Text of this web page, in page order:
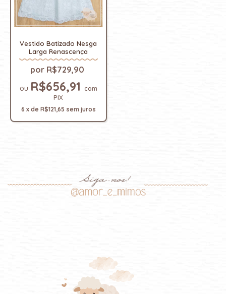
Vestido Batizado Nesga
Larga Renascença
R$729,90
R$656,91 com
PIX
6 x de R$121,65 sem juros